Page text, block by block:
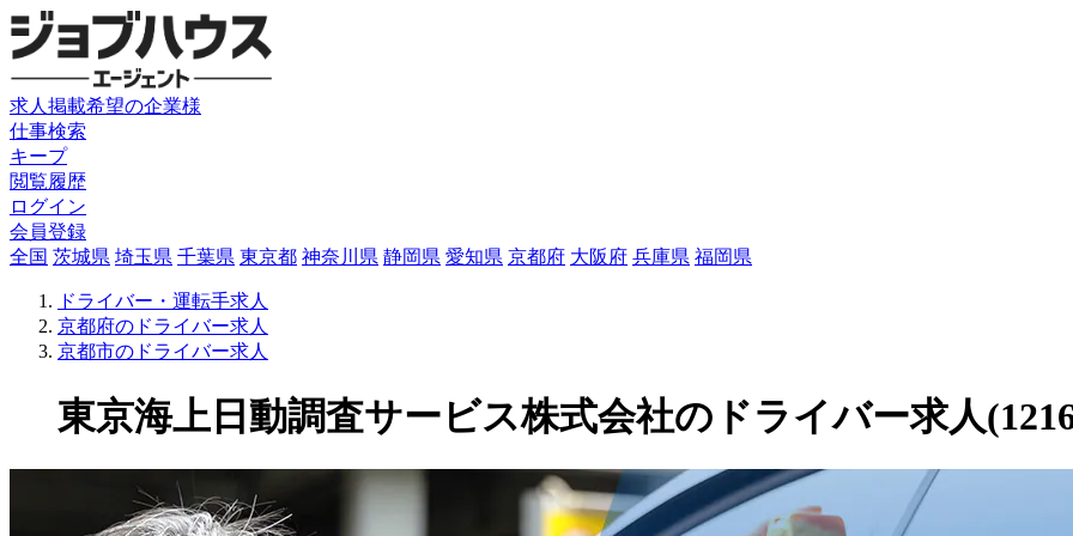
求人掲載希望の企業様
仕事検索
キープ
閲覧履歴
ログイン
会員登録
全国 茨城県 埼玉県 千葉県 東京都 神奈川県 静岡県 愛知県 京都府 大阪府 兵庫県 福岡県
ドライバー・運転手求人
京都府のドライバー求人
京都市のドライバー求人
東京海上日動調査サービス株式会社のドライバー求人